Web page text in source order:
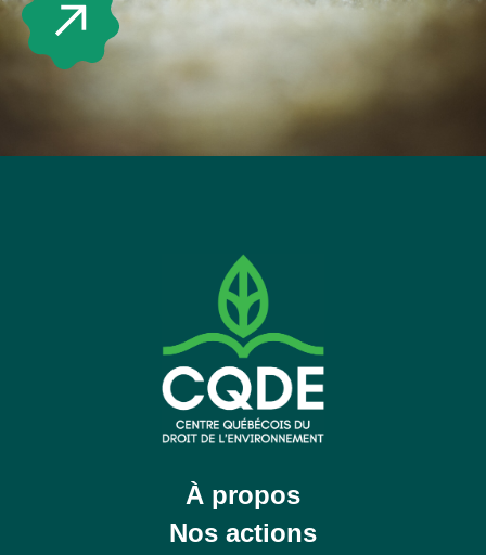
À propos
Nos actions